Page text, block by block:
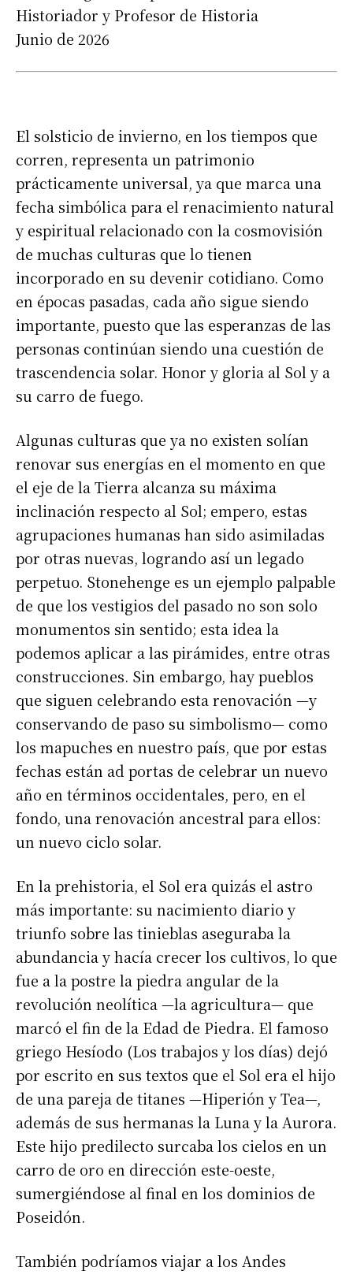
Historiador y Profesor de Historia
Junio de 2026
El solsticio de invierno, en los tiempos que
corren, representa un patrimonio
prácticamente universal, ya que marca una
fecha simbólica para el renacimiento natural
y espiritual relacionado con la cosmovisión
de muchas culturas que lo tienen
incorporado en su devenir cotidiano. Como
en épocas pasadas, cada año sigue siendo
importante, puesto que las esperanzas de las
personas continúan siendo una cuestión de
trascendencia solar. Honor y gloria al Sol y a
su carro de fuego.
Algunas culturas que ya no existen solían
renovar sus energías en el momento en que
el eje de la Tierra alcanza su máxima
inclinación respecto al Sol; empero, estas
agrupaciones humanas han sido asimiladas
por otras nuevas, logrando así un legado
perpetuo. Stonehenge es un ejemplo palpable
de que los vestigios del pasado no son solo
monumentos sin sentido; esta idea la
podemos aplicar a las pirámides, entre otras
construcciones. Sin embargo, hay pueblos
que siguen celebrando esta renovación —y
conservando de paso su simbolismo— como
los mapuches en nuestro país, que por estas
fechas están ad portas de celebrar un nuevo
año en términos occidentales, pero, en el
fondo, una renovación ancestral para ellos:
un nuevo ciclo solar.
En la prehistoria, el Sol era quizás el astro
más importante: su nacimiento diario y
triunfo sobre las tinieblas aseguraba la
abundancia y hacía crecer los cultivos, lo que
fue a la postre la piedra angular de la
revolución neolítica —la agricultura— que
marcó el fin de la Edad de Piedra. El famoso
griego Hesíodo (Los trabajos y los días) dejó
por escrito en sus textos que el Sol era el hijo
de una pareja de titanes —Hiperión y Tea—,
además de sus hermanas la Luna y la Aurora.
Este hijo predilecto surcaba los cielos en un
carro de oro en dirección este-oeste,
sumergiéndose al final en los dominios de
Poseidón.
También podríamos viajar a los Andes